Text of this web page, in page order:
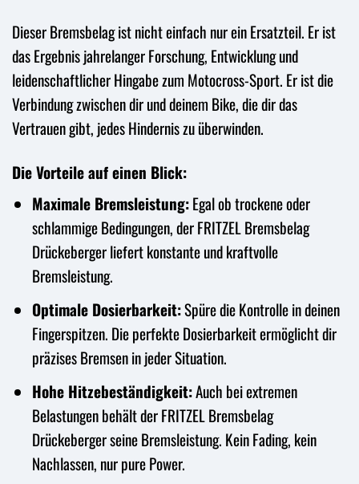
Dieser Bremsbelag ist nicht einfach nur ein Ersatzteil. Er ist
das Ergebnis jahrelanger Forschung, Entwicklung und
leidenschaftlicher Hingabe zum Motocross-Sport. Er ist die
Verbindung zwischen dir und deinem Bike, die dir das
Vertrauen gibt, jedes Hindernis zu überwinden.
Die Vorteile auf einen Blick:
Maximale Bremsleistung:Egal ob trockene oder
schlammige Bedingungen, der FRITZEL Bremsbelag
Drückeberger liefert konstante und kraftvolle
Bremsleistung.
Optimale Dosierbarkeit:Spüre die Kontrolle in deinen
Fingerspitzen. Die perfekte Dosierbarkeit ermöglicht dir
präzises Bremsen in jeder Situation.
Hohe Hitzebeständigkeit:Auch bei extremen
Belastungen behält der FRITZEL Bremsbelag
Drückeberger seine Bremsleistung. Kein Fading, kein
Nachlassen, nur pure Power.